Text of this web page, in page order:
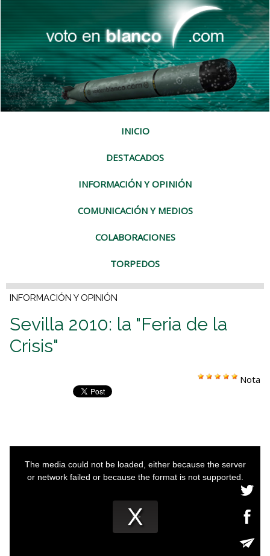
INICIO
DESTACADOS
INFORMACIÓN Y OPINIÓN
COMUNICACIÓN Y MEDIOS
COLABORACIONES
TORPEDOS
INFORMACIÓN Y OPINIÓN
Sevilla 2010: la "Feria de la
Crisis"
Nota